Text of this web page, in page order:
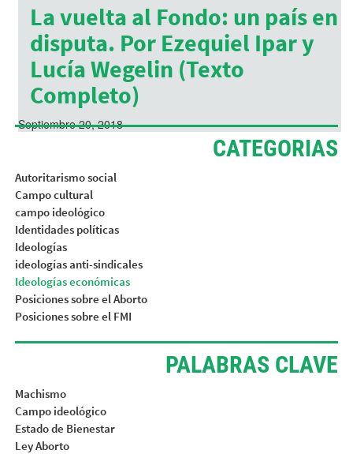
La vuelta al Fondo: un país en
disputa. Por Ezequiel Ipar y
Lucía Wegelin (Texto
Completo)
Septiembre 20, 2018
CATEGORIAS
Autoritarismo social
Campo cultural
campo ideológico
Identidades políticas
Ideologías
ideologías anti-sindicales
Ideologías económicas
Posiciones sobre el Aborto
Posiciones sobre el FMI
PALABRAS CLAVE
Machismo
Campo ideológico
Estado de Bienestar
Ley Aborto